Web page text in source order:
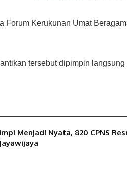
Kerukunan Umat
tersebut dipimpin
Menjadi Nyata, 820 CPNS